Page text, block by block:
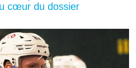
cœur du dossier